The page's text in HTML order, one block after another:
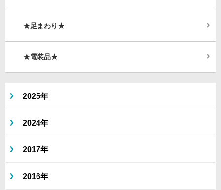
★足まわり★
★電装品★
2025年
2024年
2017年
2016年